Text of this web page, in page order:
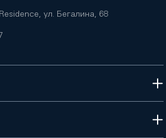
ул. Бегалина, 68